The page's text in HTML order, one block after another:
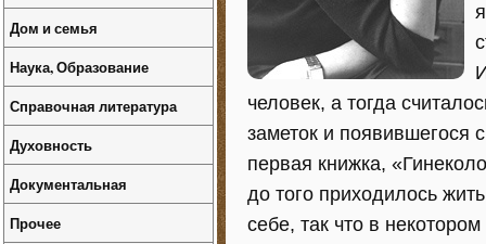
человек, а тогда
заметок и появившегося
первая книжка,
до того приходилось
себе, так что в
Дом и семья
Наука, Образование
Справочная литература
Духовность
Документальная
Прочее